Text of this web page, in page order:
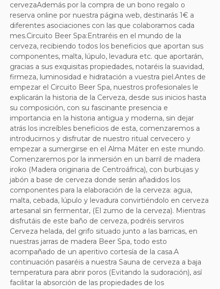
cervezaAdemás por la compra de un bono regalo o
reserva online por nuestra página web, destinarás 1€ a
diferentes asociaciones con las que colaboramos cada
mes.Circuito Beer Spa:Entraréis en el mundo de la
cerveza, recibiendo todos los beneficios que aportan sus
componentes, malta, lúpulo, levadura etc. que aportarán,
gracias a sus exquisitas propiedades, notaréis la suavidad,
firmeza, luminosidad e hidratación a vuestra piel.Antes de
empezar el Circuito Beer Spa, nuestros profesionales le
explicarán la historia de la Cerveza, desde sus inicios hasta
su composición, con su fascinante presencia e
importancia en la historia antigua y moderna, sin dejar
atrás los increíbles beneficios de esta, comenzaremos a
introducirnos y disfrutar de nuestro ritual cervecero y
empezar a sumergirse en el Alma Máter en este mundo.
Comenzaremos por la inmersión en un barril de madera
iroko (Madera originaria de Centroáfrica), con burbujas y
jabón a base de cerveza donde serán añadidos los
componentes para la elaboración de la cerveza: agua,
malta, cebada, lúpulo y levadura convirtiéndolo en cerveza
artesanal sin fermentar, (El zumo de la cerveza). Mientras
disfrutáis de este baño de cerveza, podréis serviros
Cerveza helada, del grifo situado junto a las barricas, en
nuestras jarras de madera Beer Spa, todo esto
acompañado de un aperitivo cortesía de la casa.A
continuación pasaréis a nuestra Sauna de cerveza a baja
temperatura para abrir poros (Evitando la sudoración), así
facilitar la absorción de las propiedades de los